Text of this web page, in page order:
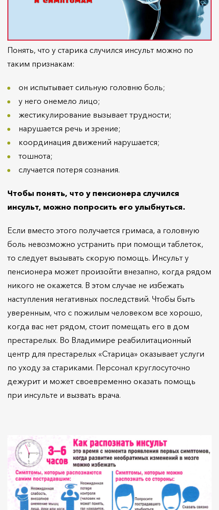
Понять, что у старика случился инсульт можно по
таким признакам:
он испытывает сильную головню боль;
у него онемело лицо;
жестикулирование вызывает трудности;
нарушается речь и зрение;
координация движений нарушается;
тошнота;
случается потеря сознания.
Чтобы понять, что у пенсионера случился
инсульт, можно попросить его улыбнуться.
Если вместо этого получается гримаса, а головную
боль невозможно устранить при помощи таблеток,
то следует вызывать скорую помощь. Инсульт у
пенсионера может произойти внезапно, когда рядом
никого не окажется. В этом случае не избежать
наступления негативных последствий. Чтобы быть
уверенным, что с пожилым человеком все хорошо,
когда вас нет рядом, стоит помещать его в дом
престарелых. Во Владимире реабилитационный
центр для престарелых «Старица» оказывает услуги
по уходу за стариками. Персонал круглосуточно
дежурит и может своевременно оказать помощь
при инсульте и вызвать врача.